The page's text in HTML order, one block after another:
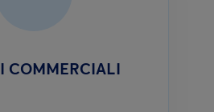
COMMERCIALI